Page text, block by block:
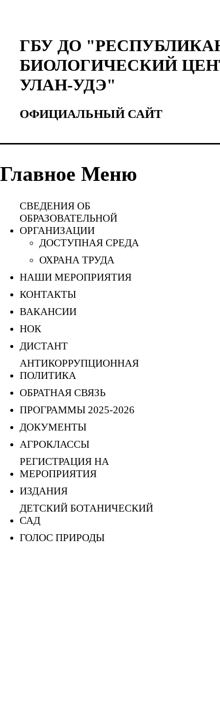
ГБУ ДО
БИОЛОГИЧЕСКИЙ
УЛАН-УДЭ"
ОФИЦИАЛЬНЫЙ САЙТ
Главное Меню
СВЕДЕНИЯ ОБ
ОБРАЗОВАТЕЛЬНОЙ
ОРГАНИЗАЦИИ
ДОСТУПНАЯ СРЕДА
ОХРАНА ТРУДА
НАШИ МЕРОПРИЯТИЯ
КОНТАКТЫ
ВАКАНСИИ
НОК
ДИСТАНТ
АНТИКОРРУПЦИОННАЯ
ПОЛИТИКА
ОБРАТНАЯ СВЯЗЬ
ПРОГРАММЫ 2025-2026
ДОКУМЕНТЫ
АГРОКЛАССЫ
РЕГИСТРАЦИЯ НА
МЕРОПРИЯТИЯ
ИЗДАНИЯ
ДЕТСКИЙ БОТАНИЧЕСКИЙ
САД
ГОЛОС ПРИРОДЫ